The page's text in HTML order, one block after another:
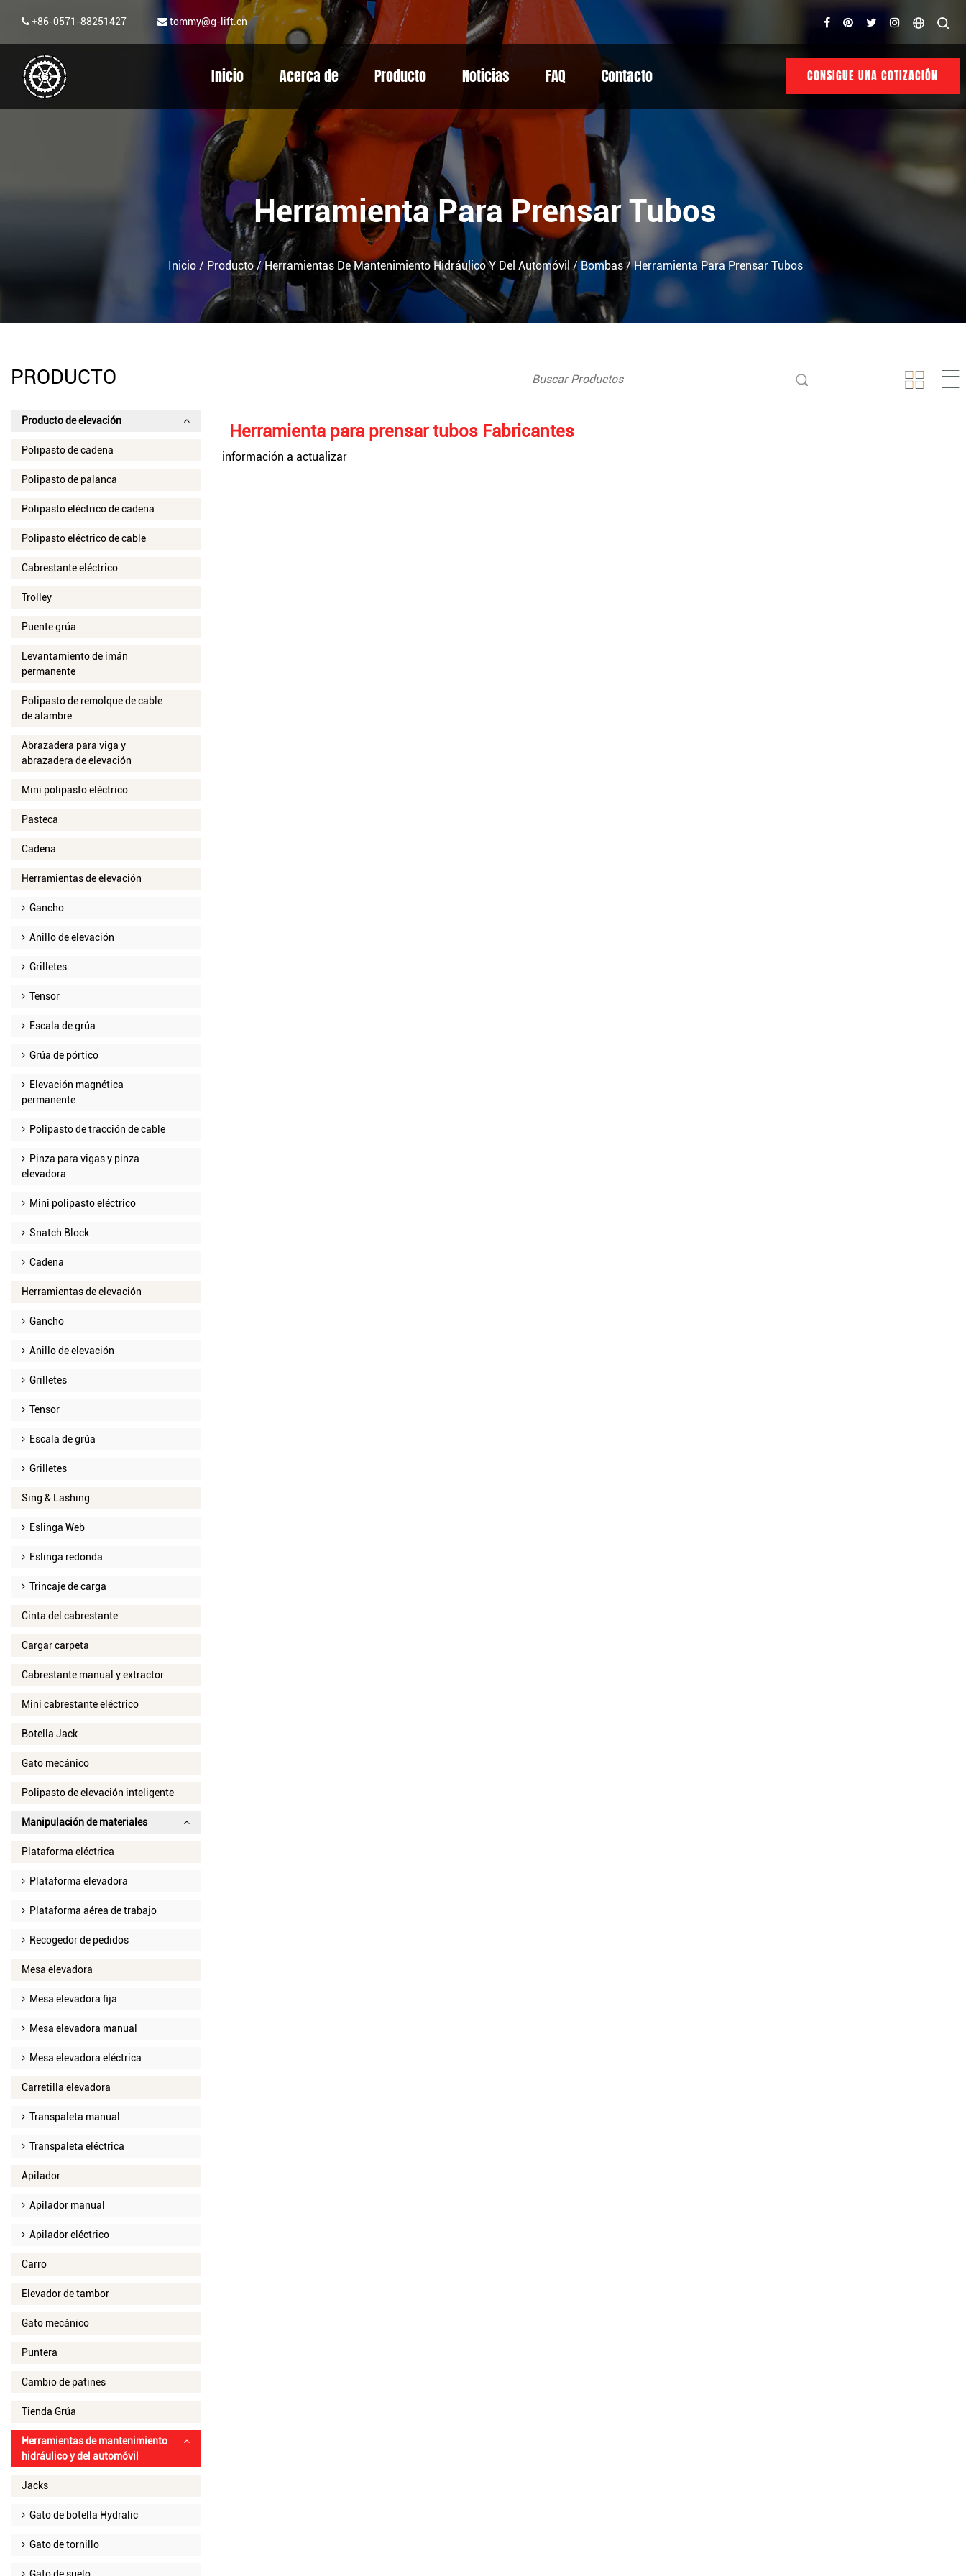
+86-0571-88251427 tommy@g-lift.cn
Inicio Acerca de Producto Noticias FAQ Contacto CONSIGUE UNA COTIZACIÓN
Herramienta Para Prensar Tubos
Inicio/ Producto/Herramientas De Mantenimiento Hidráulico Y Del Automóvil/Bombas/Herramienta Para Prensar Tubos
PRODUCTO
Producto de elevación
Polipasto de cadena
Polipasto de palanca
Polipasto eléctrico de cadena
Polipasto eléctrico de cable
Cabrestante eléctrico
Trolley
Puente grúa
Levantamiento de imán
permanente
Polipasto de remolque de cable
de alambre
Abrazadera para viga y
abrazadera de elevación
Mini polipasto eléctrico
Pasteca
Cadena
Herramientas de elevación
Gancho
Anillo de elevación
Grilletes
Tensor
Escala de grúa
Grúa de pórtico
Elevación magnética
permanente
Polipasto de tracción de cable
Pinza para vigas y pinza
elevadora
Mini polipasto eléctrico
Snatch Block
Cadena
Herramientas de elevación
Gancho
Anillo de elevación
Grilletes
Tensor
Escala de grúa
Grilletes
Sing & Lashing
Eslinga Web
Eslinga redonda
Trincaje de carga
Cinta del cabrestante
Cargar carpeta
Cabrestante manual y extractor
Mini cabrestante eléctrico
Botella Jack
Gato mecánico
Polipasto de elevación inteligente
Manipulación de materiales
Plataforma eléctrica
Plataforma elevadora
Plataforma aérea de trabajo
Recogedor de pedidos
Mesa elevadora
Mesa elevadora fija
Mesa elevadora manual
Mesa elevadora eléctrica
Carretilla elevadora
Transpaleta manual
Transpaleta eléctrica
Apilador
Apilador manual
Apilador eléctrico
Carro
Elevador de tambor
Gato mecánico
Puntera
Cambio de patines
Tienda Grúa
Herramientas de mantenimiento
hidráulico y del automóvil
Jacks
Gato de botella Hydralic
Gato de tornillo
Herramienta para prensar tubos Fabricantes
información a actualizar